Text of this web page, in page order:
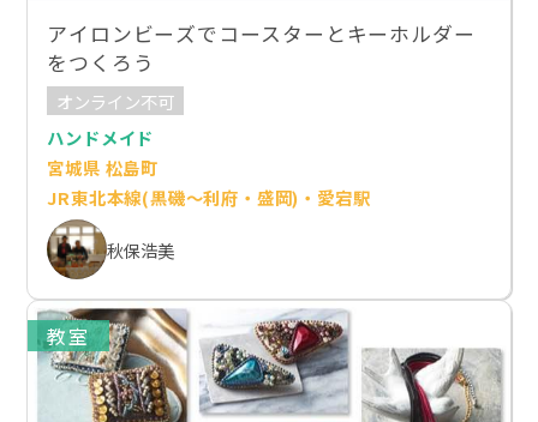
アイロンビーズでコースターとキーホルダー
をつくろう
オンライン不可
ハンドメイド
宮城県 松島町
JR東北本線(黒磯～利府・盛岡)・愛宕駅
秋保浩美
教室